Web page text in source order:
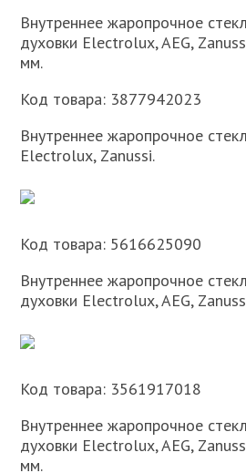
Внутреннее жаропрочное
духовки Electrolux, AEG,
мм.
Код товара: 3877942023
Внутреннее жаропрочное
Electrolux, Zanussi.
Код товара: 5616625090
Внутреннее жаропрочное
духовки Electrolux, AEG,
Код товара: 3561917018
Внутреннее жаропрочное
духовки Electrolux, AEG,
мм.